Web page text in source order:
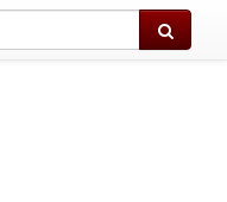
Барај